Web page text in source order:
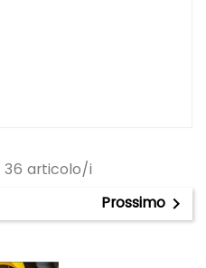
36 articolo/i
Prossimo 